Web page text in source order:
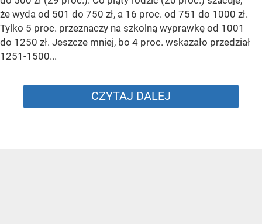
że wyda od 501 do 750 zł, a 16 proc. od 751 do 1000 zł.
Tylko 5 proc. przeznaczy na szkolną wyprawkę od 1001
do 1250 zł. Jeszcze mniej, bo 4 proc. wskazało przedział
1251-1500...
CZYTAJ DALEJ